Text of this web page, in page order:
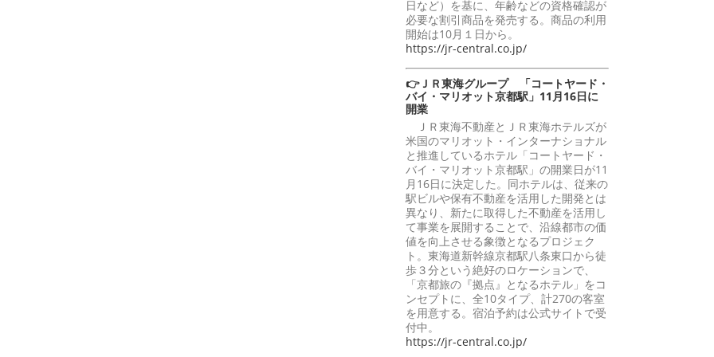
日など）を基に、年齢などの資格確認が
必要な割引商品を発売する。商品の利用
開始は10月１日から。
https://jr-central.co.jp/
👉ＪＲ東海グループ 「コートヤード・
バイ・マリオット京都駅」11月16日に
開業
ＪＲ東海不動産とＪＲ東海ホテルズが
米国のマリオット・インターナショナル
と推進しているホテル「コートヤード・
バイ・マリオット京都駅」の開業日が11
月16日に決定した。同ホテルは、従来の
駅ビルや保有不動産を活用した開発とは
異なり、新たに取得した不動産を活用し
て事業を展開することで、沿線都市の価
値を向上させる象徴となるプロジェク
ト。東海道新幹線京都駅八条東口から徒
歩３分という絶好のロケーションで、
「京都旅の『拠点』となるホテル」をコ
ンセプトに、全10タイプ、計270の客室
を用意する。宿泊予約は公式サイトで受
付中。
https://jr-central.co.jp/